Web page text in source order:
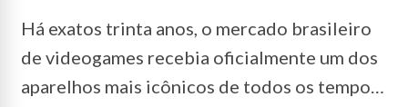
Há exatos trinta anos, o mercado brasileiro
de videogames recebia oficialmente um dos
aparelhos mais icônicos de todos os tempos: